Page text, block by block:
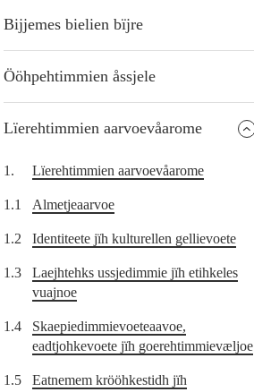
Bijjemes bielien bïjre
Ööhpehtimmien åssjele
Lïerehtimmien aarvoevåarome
1. Lïerehtimmien aarvoevåarome
1.1 Almetjeaarvoe
1.2 Identiteete jïh kulturellen gellievoete
1.3
Laejhtehks ussjedimmie jïh etihkeles
vuajnoe
1.4
Skaepiedimmievoeteaavoe,
eadtjohkevoete jïh goerehtimmievæljoe
1.5
Eatnemem krööhkestidh jïh